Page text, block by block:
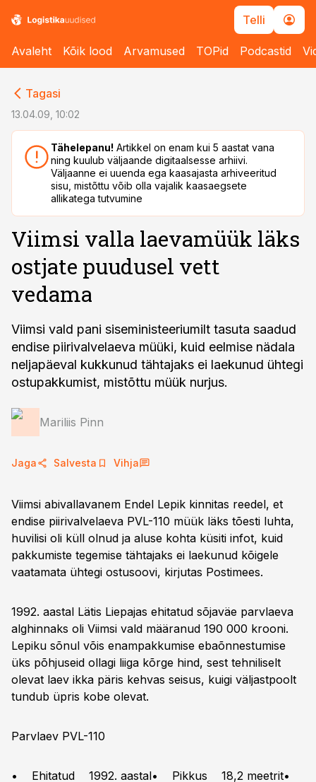
Telli
Avaleht Kõik lood Arvamused TOPid Podcastid
Tagasi
13.04.09, 10:02
Tähelepanu! Artikkel on enam kui 5 aastat vana
ning kuulub väljaande digitaalsesse arhiivi.
Väljaanne ei uuenda ega kaasajasta arhiveeritud
sisu, mistõttu võib olla vajalik kaasaegsete
allikatega tutvumine
Viimsi valla laevamüük läks
ostjate puudusel vett
vedama
Viimsi vald pani siseministeeriumilt tasuta saadud
endise piirivalvelaeva müüki, kuid eelmise nädala
neljapäeval kukkunud tähtajaks ei laekunud ühtegi
ostupakkumist, mistõttu müük nurjus.
Mariliis Pinn
Jaga Salvesta Vihja
Viimsi abivallavanem Endel Lepik kinnitas reedel, et
endise piirivalvelaeva PVL-110 müük läks tõesti luhta,
huvilisi oli küll olnud ja aluse kohta küsiti infot, kuid
pakkumiste tegemise tähtajaks ei laekunud kõigele
vaatamata ühtegi ostusoovi, kirjutas Postimees.
1992. aastal Lätis Liepajas ehitatud sõjaväe parvlaeva
alghinnaks oli Viimsi vald määranud 190 000 krooni.
Lepiku sõnul võis enampakkumise ebaõnnestumise
üks põhjuseid ollagi liiga kõrge hind, sest tehniliselt
olevat laev ikka päris kehvas seisus, kuigi väljastpoolt
tundub üpris kobe olevat.
Parvlaev PVL-110
• Ehitatud 1992. aastal• Pikkus 18,2 meetrit•